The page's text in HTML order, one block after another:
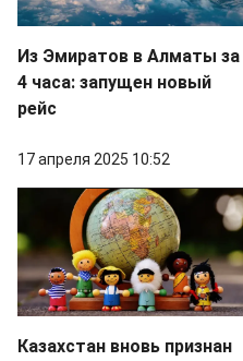
Из Эмиратов в Алматы за
4 часа: запущен новый
рейс
17 апреля 2025 10:52
Казахстан вновь признан